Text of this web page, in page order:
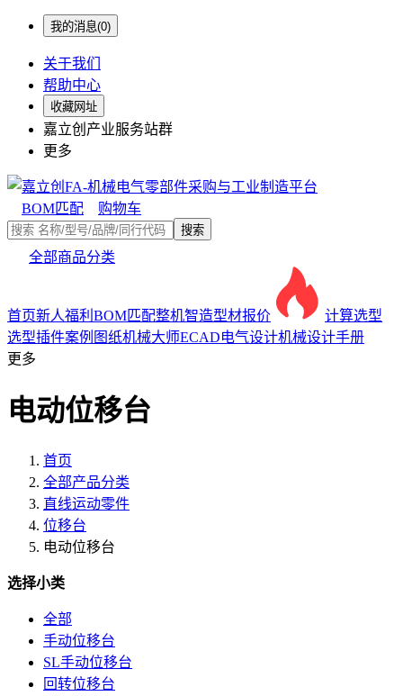
我的消息(0)
关于我们
帮助中心
收藏网址
嘉立创产业服务站群
更多
BOM匹配 购物车
搜索
全部商品分类
首页新人福利 BOM匹配整机智造型材报价
计算选型
选型插件案例图纸机械大师ECAD电气设计机械设计手册
更多
电动位移台
首页
全部产品分类
直线运动零件
位移台
电动位移台
选择小类
全部
手动位移台
SL手动位移台
回转位移台